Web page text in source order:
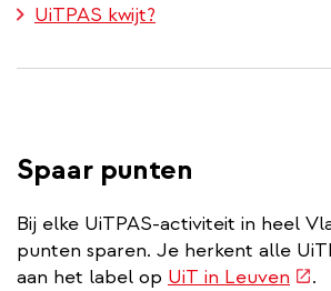
UiTPAS kwijt?
Spaar punten
Bij elke UiTPAS-activiteit in heel
punten sparen. Je herkent alle
aan het label op UiT in Leuven .